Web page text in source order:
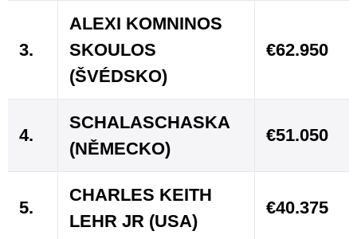
3.
ALEXI KOMNINOS
SKOULOS
(ŠVÉDSKO)
€62.950
4.
SCHALASCHASKA
(NĚMECKO)
€51.050
5.
CHARLES KEITH
LEHR JR (USA)
€40.375